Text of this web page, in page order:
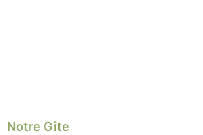
Notre Gîte